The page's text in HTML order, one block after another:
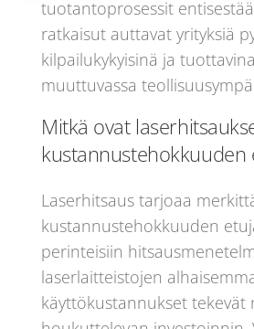
tuotantoprosessit
ratkaisut auttavat yrityksiä
kilpailukykyisinä ja
muuttuvassa
Mitkä ovat
kustannustehokkuuden
Laserhitsaus tarjoaa
kustannustehokkuuden
perinteisiin
laserlaitteistojen
käyttökustannukset tekevät